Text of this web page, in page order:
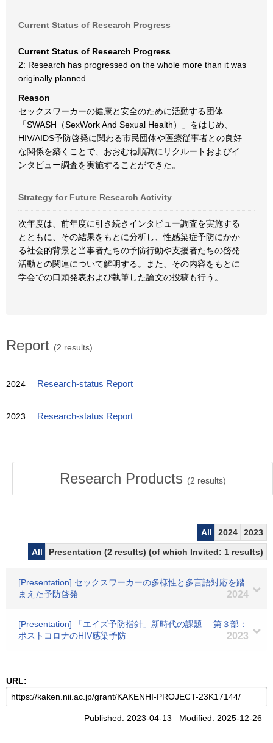
Current Status of Research Progress
Current Status of Research Progress
2: Research has progressed on the whole more than it was
originally planned.
Reason
セックスワーカーの健康と安全のために活動する団体
「SWASH（SexWork And Sexual Health）」をはじめ、
HIV/AIDS予防啓発に関わる市民団体や医療従事者との良好
な関係を築くことで、おおむね順調にリクルートおよびイ
ンタビュー調査を実施することができた。
Strategy for Future Research Activity
次年度は、前年度に引き続きインタビュー調査を実施する
とともに、その結果をもとに分析し、性感染症予防にかか
る社会的背景と当事者たちの予防行動や支援者たちの啓発
活動との関連について解明する。また、その内容をもとに
学会での口頭発表および執筆した論文の投稿も行う。
Report (2 results)
2024 Research-status Report
2023 Research-status Report
Research Products (2 results)
All 2024
2023
All
Presentation (2 results) (of which Invited: 1 results)
[Presentation] セックスワーカーの多様性と多言語対応を踏
まえた予防啓発
2024
[Presentation] 「エイズ予防指針」新時代の課題 ―第３部：
ポストコロナのHIV感染予防
2023
URL:
Published: 2023-04-13 Modified: 2025-12-26